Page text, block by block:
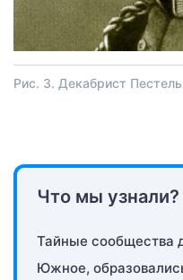
Рис. 3. Декабрист
Что мы узнали?
Тайные сообщества
Южное,